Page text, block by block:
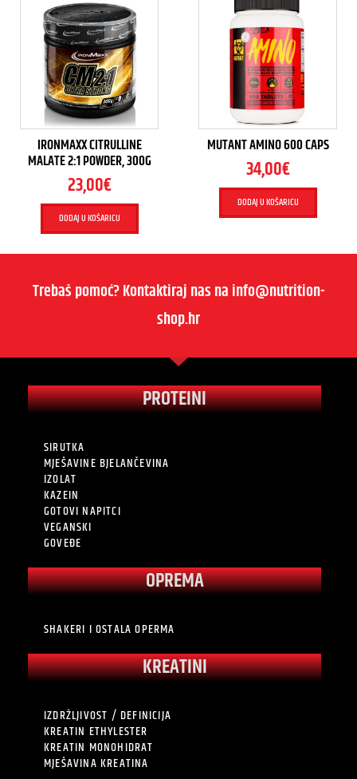
IRONMAXX CITRULLINE
MALATE 2:1 POWDER, 300G
23,00€
DODAJ U KOŠARICU
MUTANT AMINO 600 CAPS
34,00€
DODAJ U KOŠARICU
Trebaš pomoć? Kontaktiraj nas na info@nutrition-
shop.hr
PROTEINI
SIRUTKA
MJEŠAVINE BJELANČEVINA
IZOLAT
KAZEIN
GOTOVI NAPITCI
VEGANSKI
GOVEĐE
OPREMA
SHAKERI I OSTALA OPERMA
KREATINI
IZDRŽLJIVOST / DEFINICIJA
KREATIN ETHYLESTER
KREATIN MONOHIDRAT
MJEŠAVINA KREATINA